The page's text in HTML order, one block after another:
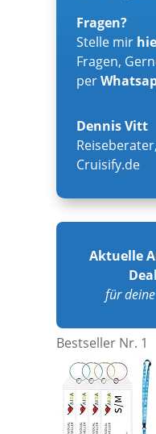
Fragen?
Stelle mir
Fragen,
per
Dennis Vitt
Reiseberater,
Cruisify.de
Aktuelle
für
Bestseller Nr. 1